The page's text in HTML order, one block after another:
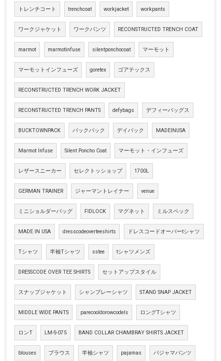
トレンチコート trenchcoat workjacket workpants
ワークジャケット ワークパンツ RECONSTRUCTED TRENCH COAT
marmot marmotinfuse silentponchocoat マーモット
マーモットインフューズ goretex ゴアテックス
RECONSTRUCTED TRENCH WORK JACKET
RECONSTRUCTED TRENCH PANTS defybags デフィーバッグス
BUCKTOWNPACK バックパック デイパック MADEINUSA
Marmot Infuse Silent Poncho Coat マーモット・インフューズ
レザースニーカー セレクトッショップ 1700L
GERMAN TRAINER ジャーマントレイナー venue
ミニショルダーバッグ FIDLOCK マグネット ミルスペック
MADE IN USA dresscodeoverteeshirts ドレスコードオーバーtシャツ
Tシャツ 半袖Tシャツ sstee tシャツメンズ
DRESSCODE OVER TEE SHIRTS セットアップスタイル
スナップジャケット シャンブレーシャツ STAND SNAP JACKET
MIDDLE WIDE PANTS parecooldorowcodels ロングTシャツ
ロンT LM-S-075 BAND COLLAR CHAMBRAY SHIRTS JACKET
blouses ブラウス 半袖シャツ pajamas パジャマパンツ